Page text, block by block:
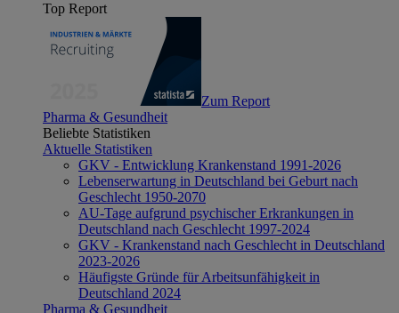
Top Report
Zum Report
Pharma & Gesundheit
Beliebte Statistiken
Aktuelle Statistiken
GKV - Entwicklung Krankenstand 1991-2026
Lebenserwartung in Deutschland bei Geburt nach
Geschlecht 1950-2070
AU-Tage aufgrund psychischer Erkrankungen in
Deutschland nach Geschlecht 1997-2024
GKV - Krankenstand nach Geschlecht in Deutschland
2023-2026
Häufigste Gründe für Arbeitsunfähigkeit in
Deutschland 2024
Pharma & Gesundheit